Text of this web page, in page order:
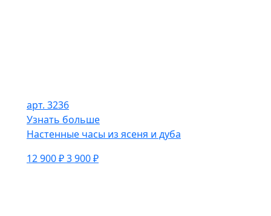
арт. 3236
Узнать больше
Настенные часы из ясеня и дуба
12 900 ₽3 900 ₽